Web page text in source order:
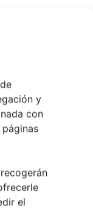
y
con
el
2026
31 mayo,